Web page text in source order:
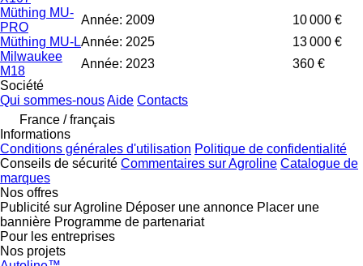
Müthing MU-
PRO
Année: 2009
10 000 €
Müthing MU-LAnnée: 2025
13 000 €
Milwaukee
M18
Année: 2023
360 €
Société
Qui sommes-nousAide Contacts
France / français
Informations
Conditions générales d'utilisation Politique de confidentialité
Conseils de sécurité Commentaires sur Agroline Catalogue de
marques
Nos offres
Publicité sur Agroline Déposer une annonce Placer une
bannière Programme de partenariat
Pour les entreprises
Nos projets